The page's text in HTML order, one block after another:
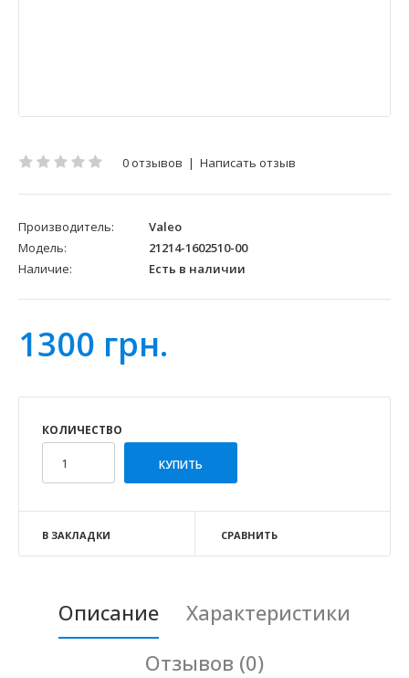
0 отзывов | Написать отзыв
Производитель:
Valeo
Модель:
21214-1602510-00
Наличие:
Есть в наличии
1300 грн.
КОЛИЧЕСТВО
В ЗАКЛАДКИ СРАВНИТЬ
Описание
Характеристики
Отзывов (0)